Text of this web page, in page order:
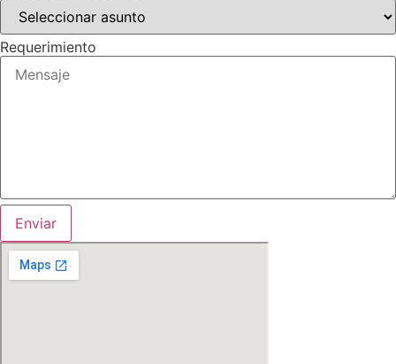
Requerimiento
Enviar